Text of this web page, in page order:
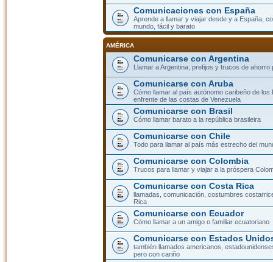
Comunicaciones con España
Aprende a llamar y viajar desde y a España,
mundo, fácil y barato
AMÉRICA
Comunicarse con Argentina
Llamar a Argentina, prefijos y trucos de ahorro
Comunicarse con Aruba
Cómo llamar al país autónomo caribeño de los
enfrente de las costas de Venezuela
Comunicarse con Brasil
Cómo llamar barato a la república brasileira
Comunicarse con Chile
Todo para llamar al país más estrecho del
Comunicarse con Colombia
Trucos para llamar y viajar a la próspera
Comunicarse con Costa Rica
llamadas, comunicación, costumbres
Rica
Comunicarse con Ecuador
Cómo llamar a un amigo o familiar ecuatoriano
Comunicarse con Estados
también llamados americanos,
pero con cariño